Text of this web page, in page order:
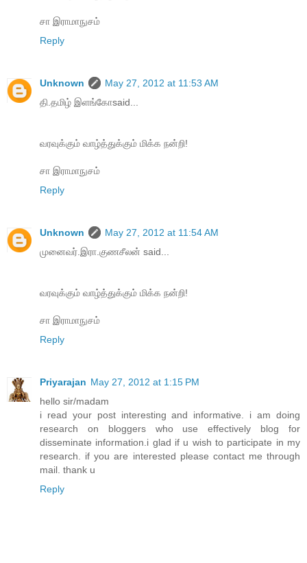
சா இராமாநுசம்
Reply
Unknown
May 27, 2012 at 11:53 AM
தி.தமிழ் இளங்கோsaid...
வரவுக்கும் வாழ்த்துக்கும் மிக்க நன்றி!
சா இராமாநுசம்
Reply
Unknown
May 27, 2012 at 11:54 AM
முனைவர்.இரா.குணசீலன் said...
வரவுக்கும் வாழ்த்துக்கும் மிக்க நன்றி!
சா இராமாநுசம்
Reply
Priyarajan May 27, 2012 at 1:15 PM
hello sir/madam
i read your post interesting and informative. i am doing
research on bloggers who use effectively blog for
disseminate information.i glad if u wish to participate in my
research. if you are interested please contact me through
mail. thank u
Reply